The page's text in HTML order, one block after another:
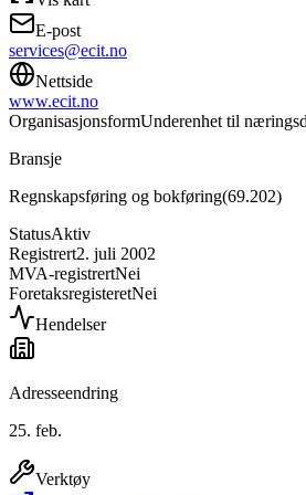
E-post
services@ecit.no
Nettside
www.ecit.no
OrganisasjonsformUnderenhet til
Bransje
Regnskapsføring og bokføring(69.202)
StatusAktiv
Registrert2. juli 2002
MVA-registrertNei
ForetaksregisteretNei
Hendelser
Adresseendring
25. feb.
Verktøy